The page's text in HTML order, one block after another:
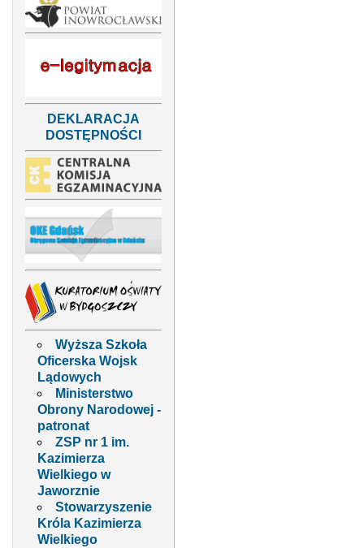
DEKLARACJA
DOSTĘPNOŚCI
Wyższa Szkoła
Oficerska Wojsk
Lądowych
Ministerstwo
Obrony Narodowej -
patronat
ZSP nr 1 im.
Kazimierza
Wielkiego w
Jaworznie
Stowarzyszenie
Króla Kazimierza
Wielkiego